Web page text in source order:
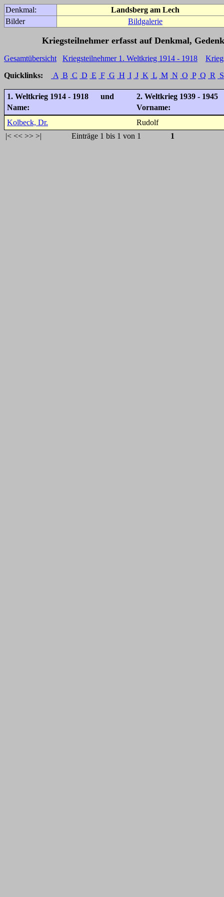
Denkmal:
Landsberg am Lech
Bilder
Bildgalerie
Kriegsteilnehmer erfasst auf Denkmal,
Gesamtübersicht Kriegsteilnehmer 1. Weltkrieg 1914 - 1918
Quicklinks:
A B C D E F G H I J K L M N O P Q R S
1. Weltkrieg 1914 - 1918 und
2. Weltkrieg 1939 - 1945
Name:
Vorname:
Kolbeck, Dr.
Rudolf
|< << >> >| Einträge 1 bis 1 von 1 1